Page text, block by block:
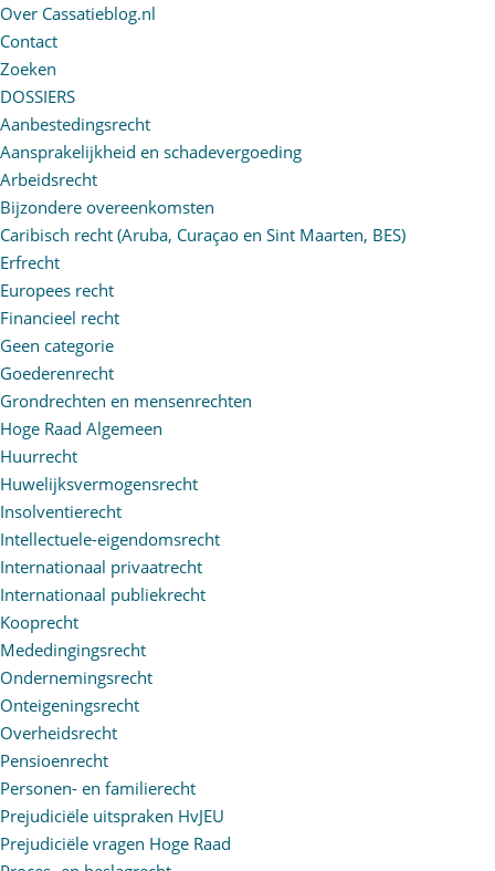
Over Cassatieblog.nl
Contact
Zoeken
DOSSIERS
Aanbestedingsrecht
Aansprakelijkheid en schadevergoeding
Arbeidsrecht
Bijzondere overeenkomsten
Caribisch recht (Aruba, Curaçao en Sint Maarten, BES)
Erfrecht
Europees recht
Financieel recht
Geen categorie
Goederenrecht
Grondrechten en mensenrechten
Hoge Raad Algemeen
Huurrecht
Huwelijksvermogensrecht
Insolventierecht
Intellectuele-eigendomsrecht
Internationaal privaatrecht
Internationaal publiekrecht
Kooprecht
Mededingingsrecht
Ondernemingsrecht
Onteigeningsrecht
Overheidsrecht
Pensioenrecht
Personen- en familierecht
Prejudiciële uitspraken HvJEU
Prejudiciële vragen Hoge Raad